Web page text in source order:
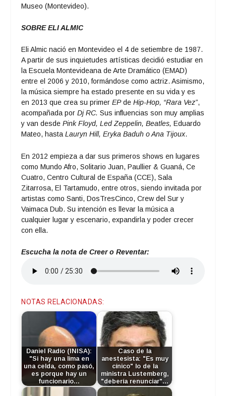
Museo (Montevideo).
SOBRE ELI ALMIC
Eli Almic nació en Montevideo el 4 de setiembre de 1987.
A partir de sus inquietudes artísticas decidió estudiar en
la Escuela Montevideana de Arte Dramático (EMAD)
entre el 2006 y 2010, formándose como actriz. Asimismo,
la música siempre ha estado presente en su vida y es
en 2013 que crea su primer EPdeHip-Hop, “Rara Vez”,
acompañada por Dj RC. Sus influencias son muy amplias
y van desdePink Floyd, Led Zeppelin, Beatles, Eduardo
Mateo, hastaLauryn Hill, Eryka Baduh o Ana Tijoux.
En 2012 empieza a dar sus primeros shows en lugares
como Mundo Afro, Solitario Juan, Paullier & Guaná, Ce
Cuatro, Centro Cultural de España (CCE), Sala
Zitarrosa, El Tartamudo, entre otros, siendo invitada por
artistas como Santi, DosTresCinco, Crew del Sur y
Vaimaca Dub. Su intención es llevar la música a
cualquier lugar y escenario, expandirla y poder crecer
con ella.
Escucha la nota de Creer o Reventar:
NOTAS RELACIONADAS:
Daniel Radío (INISA):
"Si hay una lima en
una celda, como pasó,
es porque hay un
funcionario…
Caso de la
anestesista: "Es muy
cínico" lo de la
ministra Lustemberg,
"debería renunciar"…